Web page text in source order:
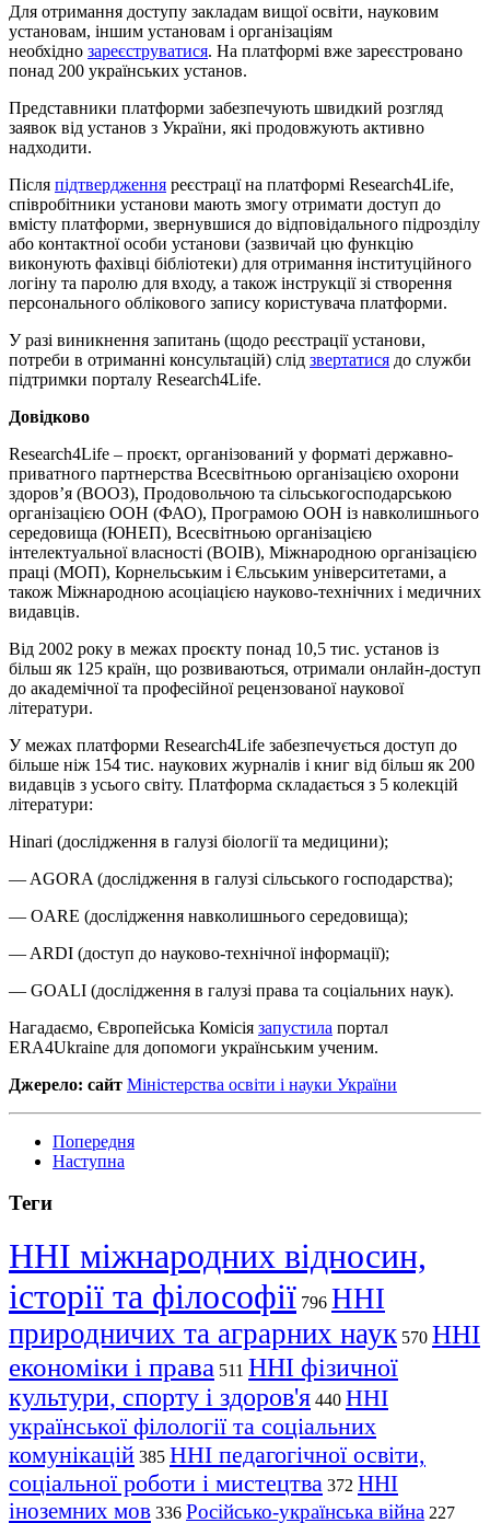
Для отримання доступу закладам вищої освіти, науковим
установам, іншим установам і організаціям
необхідно зареєструватися. На платформі вже зареєстровано
понад 200 українських установ.
Представники платформи забезпечують швидкий розгляд
заявок від установ з України, які продовжують активно
надходити.
Після підтвердження реєстрацї на платформі Research4Life,
співробітники установи мають змогу отримати доступ до
вмісту платформи, звернувшися до відповідального підрозділу
або контактної особи установи (зазвичай цю функцію
виконують фахівці бібліотеки) для отримання інституційного
логіну та паролю для входу, а також інструкції зі створення
персонального облікового запису користувача платформи.
У разі виникнення запитань (щодо реєстрації установи,
потреби в отриманні консультацій) слід звертатися до служби
підтримки порталу Research4Life.
Довідково
Research4Life – проєкт, організований у форматі державно-
приватного партнерства Всесвітньою організацією охорони
здоров’я (ВООЗ), Продовольчою та сільськогосподарською
організацією ООН (ФАО), Програмою ООН із навколишнього
середовища (ЮНЕП), Всесвітньою організацією
інтелектуальної власності (ВОІВ), Міжнародною організацією
праці (МОП), Корнельським і Єльським університетами, а
також Міжнародною асоціацією науково-технічних і медичних
видавців.
Від 2002 року в межах проєкту понад 10,5 тис. установ із
більш як 125 країн, що розвиваються, отримали онлайн-доступ
до академічної та професійної рецензованої наукової
літератури.
У межах платформи Research4Life забезпечується доступ до
більше ніж 154 тис. наукових журналів і книг від більш як 200
видавців з усього світу. Платформа складається з 5 колекцій
літератури:
Hinari (дослідження в галузі біології та медицини);
— AGORA (дослідження в галузі сільського господарства);
— OARE (дослідження навколишнього середовища);
— ARDI (доступ до науково-технічної інформації);
— GOALI (дослідження в галузі права та соціальних наук).
Нагадаємо, Європейська Комісія запустила портал
ERA4Ukraine для допомоги українським ученим.
Джерело: сайт Міністерства освіти і науки України
Попередня
Наступна
Теги
ННІ міжнародних відносин,
історії та філософії 796 ННІ
природничих та аграрних наук 570 ННІ
економіки і права 511 ННІ фізичної
культури, спорту і здоров'я 440 ННІ
української філології та соціальних
комунікацій 385 ННІ педагогічної освіти,
соціальної роботи і мистецтва 372 ННІ
іноземних мов 336 Російсько-українська війна 227